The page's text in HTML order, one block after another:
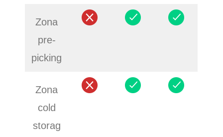
Zona
pre-
picking
Zona
cold
storag